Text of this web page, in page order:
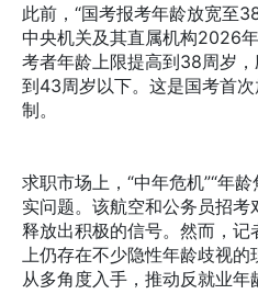
此前，“国考报考年龄放宽至
中央机关及其直属机构2026
考者年龄上限提高到38周岁
到43周岁以下。这是国考首
制。
求职市场上，“中年危机”“年
实问题。该航空和公务员招
释放出积极的信号。然而，
上仍存在不少隐性年龄歧视
从多角度入手，推动反就业年